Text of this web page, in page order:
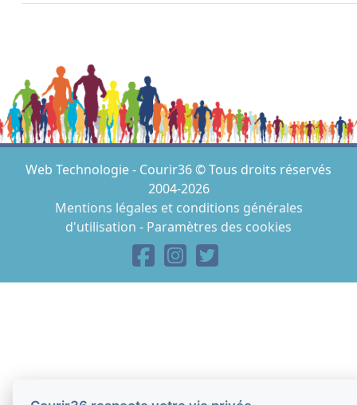
Web Technologie - Courir36 © Tous droits réservés
2004-2026
Mentions légales et conditions générales
d'utilisation - Paramètres des cookies